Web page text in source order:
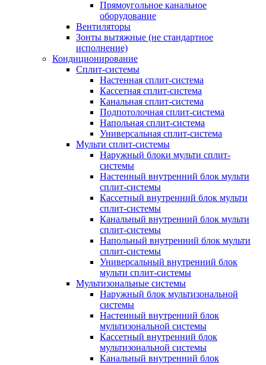
Прямоугольное канальное
оборудование
Вентиляторы
Зонты вытяжные (не стандартное
исполнение)
Кондиционирование
Сплит-системы
Настенная сплит-система
Кассетная сплит-система
Канальная сплит-система
Подпотолочная сплит-система
Напольная сплит-система
Универсальная сплит-система
Мульти сплит-системы
Наружный блоки мульти сплит-
системы
Настенный внутренний блок мульти
сплит-системы
Кассетный внутренний блок мульти
сплит-системы
Канальный внутренний блок мульти
сплит-системы
Напольный внутренний блок мульти
сплит-системы
Универсальный внутренний блок
мульти сплит-системы
Мультизональные системы
Наружный блок мультизональной
системы
Настенный внутренний блок
мультизональной системы
Кассетный внутренний блок
мультизональной системы
Канальный внутренний блок